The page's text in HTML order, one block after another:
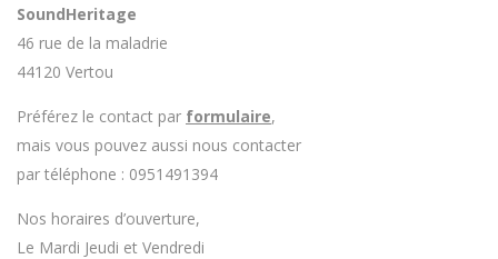
rendez le matériel.
SoundHeritage
46 rue de la maladrie
44120 Vertou
Préférez le contact par formulaire,
mais vous pouvez aussi nous contacter
par téléphone : 0951491394
Nos horaires d’ouverture,
Le Mardi Jeudi et Vendredi